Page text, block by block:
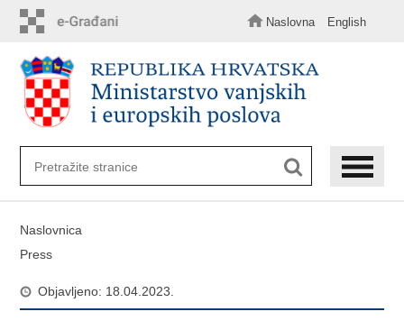
sadržaj
Naslovna English
Naslovnica
Press
Objavljeno: 18.04.2023.